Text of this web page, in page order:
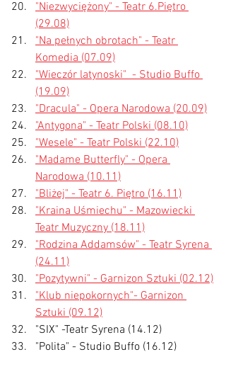
"Niezwyciężony" - Teatr 6.Piętro
(29.08)
"Na pełnych obrotach" - Teatr
Komedia (07.09)
"Wieczór latynoski"  - Studio Buffo
(19.09)
"Dracula" - Opera Narodowa (20.09)
"Antygona" - Teatr Polski (08.10)
"Wesele" - Teatr Polski (22.10)
"Madame Butterfly" - Opera
Narodowa (10.11)
"Bliżej" - Teatr 6. Piętro (16.11)
"Kraina Uśmiechu" - Mazowiecki
Teatr Muzyczny (18.11)
"Rodzina Addamsów" - Teatr Syrena
(24.11)
"Pozytywni" - Garnizon Sztuki (02.12)
"Klub niepokornych"- Garnizon
Sztuki (09.12)
"SIX" -Teatr Syrena (14.12)
"Polita" - Studio Buffo (16.12)